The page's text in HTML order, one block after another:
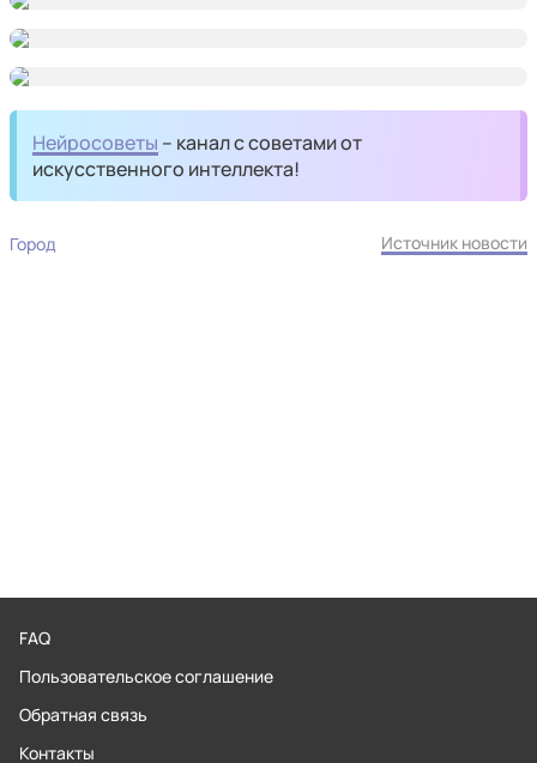
Нейросоветы – канал с советами от
искусственного интеллекта!
Город Источник новости
FAQ
Пользовательское соглашение
Обратная связь
Контакты